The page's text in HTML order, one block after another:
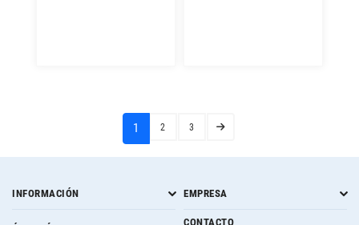
1 (current)
2 3
INFORMACIÓN EMPRESA
CONTACTO